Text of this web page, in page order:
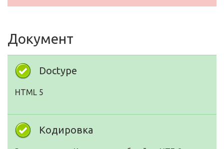
Документ
Doctype
HTML 5
Кодировка